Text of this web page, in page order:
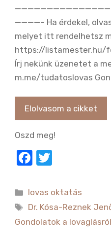
————– Ha érdekel,
melyet itt rendelhetsz
https://listamester.hu/
Írj nekünk üzenetet a
m.me/tudatoslovas
Elolvasom a cikket
Oszd meg!
F
c
e
b
it
te
r
Kategória
lovas oktatás
Címkék
Dr. Kósa-Reznek
Gondolatok a lovaglásról